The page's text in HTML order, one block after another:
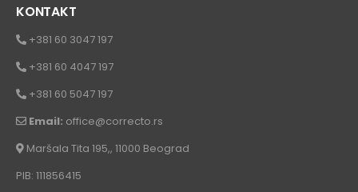
KONTAKT
+381 60 3047 197
+381 60 4047 197
+381 60 5047 197
Email: office@correcto.rs
Maršala Tita 195,, 11000 Beograd
PIB: 111856415